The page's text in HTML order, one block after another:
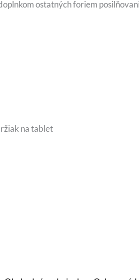
ostatných foriem
na tablet